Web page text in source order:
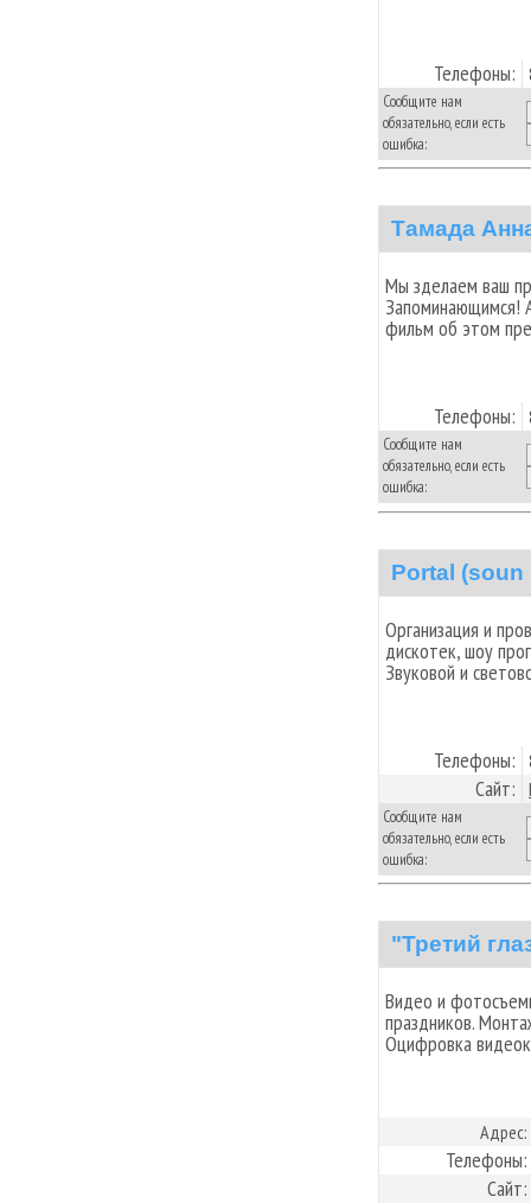
Телефоны:
Сообщите нам
обязательно, если есть
ошибка:
Тамада
Мы зделаем ваш
Запоминающимся!
фильм об этом
Телефоны:
Сообщите нам
обязательно, если есть
ошибка:
Portal
Организация и
дискотек, шоу
Звуковой и
Телефоны:
Сайт:
Сообщите нам
обязательно, если есть
ошибка:
"Третий
Видео и
праздников.
Оцифровка
Адрес:
Телефоны:
Сайт: